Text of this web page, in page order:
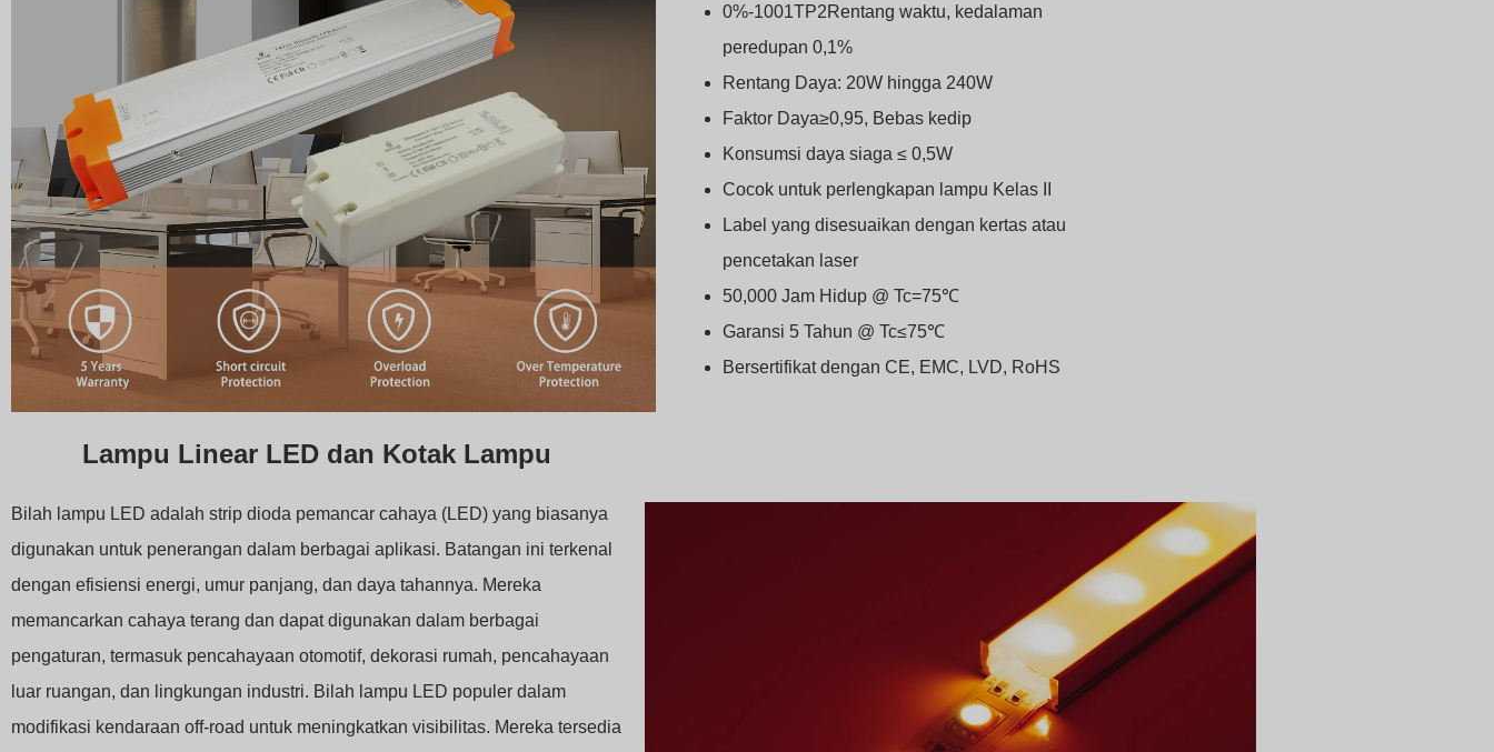
0%-1001TP2Rentang waktu, kedalaman
peredupan 0,1%
Rentang Daya: 20W hingga 240W
Faktor Daya≥0,95, Bebas kedip
Konsumsi daya siaga ≤ 0,5W
Cocok untuk perlengkapan lampu Kelas II
Label yang disesuaikan dengan kertas atau
pencetakan laser
50,000 Jam Hidup @ Tc=75℃
Garansi 5 Tahun @ Tc≤75℃
Bersertifikat dengan CE, EMC, LVD, RoHS
Lampu Linear LED dan Kotak Lampu
Bilah lampu LED adalah strip dioda pemancar cahaya (LED) yang biasanya
digunakan untuk penerangan dalam berbagai aplikasi. Batangan ini terkenal
dengan efisiensi energi, umur panjang, dan daya tahannya. Mereka
memancarkan cahaya terang dan dapat digunakan dalam berbagai
pengaturan, termasuk pencahayaan otomotif, dekorasi rumah, pencahayaan
luar ruangan, dan lingkungan industri. Bilah lampu LED populer dalam
modifikasi kendaraan off-road untuk meningkatkan visibilitas. Mereka tersedia